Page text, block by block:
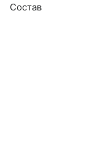
Состав